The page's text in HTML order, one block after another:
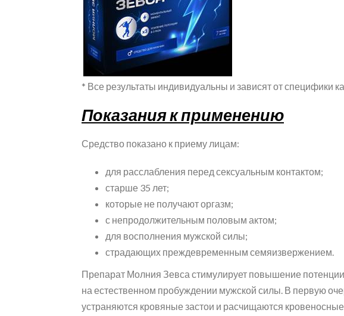
* Все результаты индивидуальны и зависят от специфики
Показания к применению
Средство показано к приему лицам:
для расслабления перед сексуальным контактом;
старше 35 лет;
которые не получают оргазм;
с непродолжительным половым актом;
для восполнения мужской силы;
страдающих преждевременным семяизвержением.
Препарат Молния Зевса стимулирует повышение
на естественном пробуждении мужской силы. В первую
устраняются кровяные застои и расчищаются